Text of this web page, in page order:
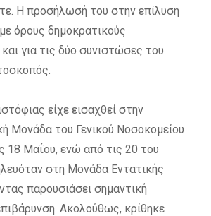
Η προσήλωσή του στην επίλυση
όρους δημοκρατικούς
για τις δύο συνιστώσες του
είχε εισαχθεί στην
Μονάδα του Γενικού Νοσοκομείου
18 Μαΐου, ενώ από τις 20 του
στη Μονάδα Εντατικής
παρουσιάσει σημαντική
Ακολούθως, κρίθηκε